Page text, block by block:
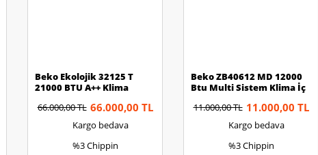
Beko Ekolojik 32125 T
21000 BTU A++ Klima
66.000,00 TL 66.000,00 TL
Kargo bedava
%3 Chippin
Beko ZB40612 MD 12000
Btu Multi Sistem Klima İç
11.000,00 TL 11.000,00 TL
Kargo bedava
%3 Chippin